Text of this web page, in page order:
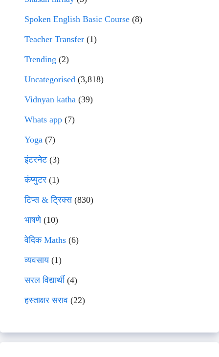
Spoken English Basic Course (8)
Teacher Transfer (1)
Trending (2)
Uncategorised (3,818)
Vidnyan katha (39)
Whats app (7)
Yoga (7)
इंटरनेट(3)
कंप्युटर (1)
टिप्स & ट्रिक्स(830)
भाषणे(10)
वेदिक Maths (6)
व्यवसाय(1)
सरल विद्यार्थी(4)
हस्ताक्षर सराव (22)